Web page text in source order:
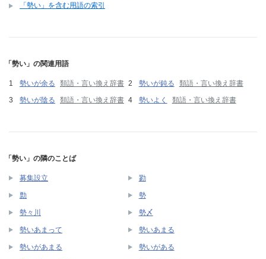
「勢い」を含む用語の索引
「勢い」の関連用語
勢いが余る 類語・言い換え辞書 勢いが鈍る
類語・言い換え辞書
勢いが陰る
類語・言い換え辞書 勢いよく 類語・言い換え辞書
「勢い」の隣のことば
募集設立 勠
勡 勢
勢々川 勢〆
勢いあまって 勢いあまる
勢いがあまる 勢いがある